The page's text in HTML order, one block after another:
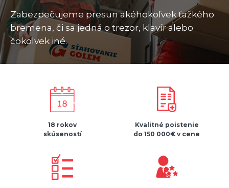
SKLADOVANIE
REFERENCIE
CENNÍK
KONTAKT
Zabezpečujeme presun akéhokoľvek ťažkého
bremena, či sa jedná o trezor, klavír alebo
čokolvek iné.
18 rokov
skúseností
Kvalitné poistenie
do 150 000€ v cene